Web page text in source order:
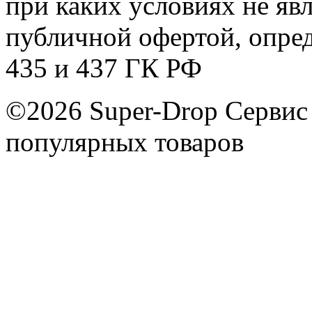
публичной офертой,
435 и 437 ГК РФ
©2026 Super-Drop
популярных товаров